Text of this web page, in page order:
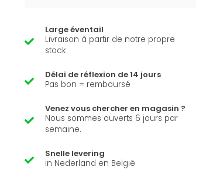
Large éventail
Livraison à partir de notre propre
stock
Délai de réflexion de 14 jours
Pas bon = remboursé
Venez vous chercher en magasin ?
Nous sommes ouverts 6 jours par
semaine.
Snelle levering
in Nederland en België